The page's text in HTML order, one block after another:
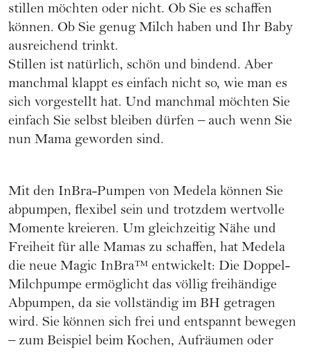
stillen möchten oder nicht. Ob Sie es schaffen
können. Ob Sie genug Milch haben und Ihr Baby
ausreichend trinkt.
Stillen ist natürlich, schön und bindend. Aber
manchmal klappt es einfach nicht so, wie man es
sich vorgestellt hat. Und manchmal möchten Sie
einfach Sie selbst bleiben dürfen – auch wenn Sie
nun Mama geworden sind.
Mit den InBra-Pumpen von Medela können Sie
abpumpen, flexibel sein und trotzdem wertvolle
Momente kreieren. Um gleichzeitig Nähe und
Freiheit für alle Mamas zu schaffen, hat Medela
die neue Magic InBra™ entwickelt: Die Doppel-
Milchpumpe ermöglicht das völlig freihändige
Abpumpen, da sie vollständig im BH getragen
wird. Sie können sich frei und entspannt bewegen
– zum Beispiel beim Kochen, Aufräumen oder